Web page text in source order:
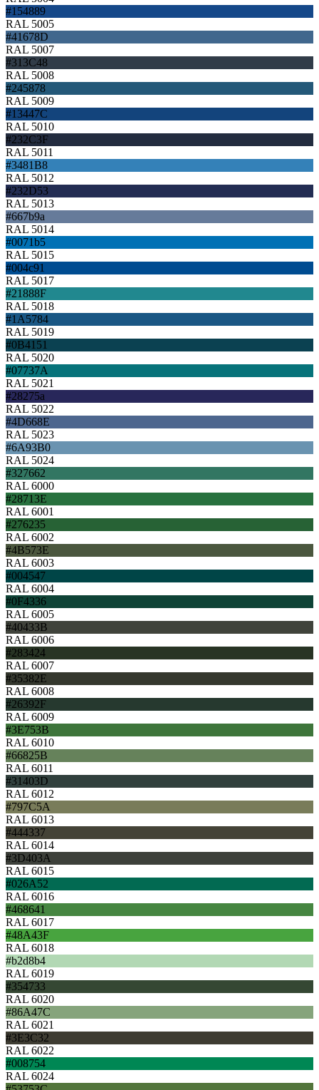
#154889
RAL 5005
#41678D
RAL 5007
#313C48
RAL 5008
#245878
RAL 5009
#13447C
RAL 5010
#232C3F
RAL 5011
#3481B8
RAL 5012
#232D53
RAL 5013
#667b9a
RAL 5014
#0071b5
RAL 5015
#004c91
RAL 5017
#21888F
RAL 5018
#1A5784
RAL 5019
#0B4151
RAL 5020
#07737A
RAL 5021
#28275a
RAL 5022
#4D668E
RAL 5023
#6A93B0
RAL 5024
#327662
RAL 6000
#28713E
RAL 6001
#276235
RAL 6002
#4B573E
RAL 6003
#004547
RAL 6004
#0F4336
RAL 6005
#40433B
RAL 6006
#283424
RAL 6007
#35382E
RAL 6008
#26392F
RAL 6009
#3E753B
RAL 6010
#66825B
RAL 6011
#31403D
RAL 6012
#797C5A
RAL 6013
#444337
RAL 6014
#3D403A
RAL 6015
#026A52
RAL 6016
#468641
RAL 6017
#48A43F
RAL 6018
#b2d8b4
RAL 6019
#354733
RAL 6020
#86A47C
RAL 6021
#3E3C32
RAL 6022
#008754
RAL 6024